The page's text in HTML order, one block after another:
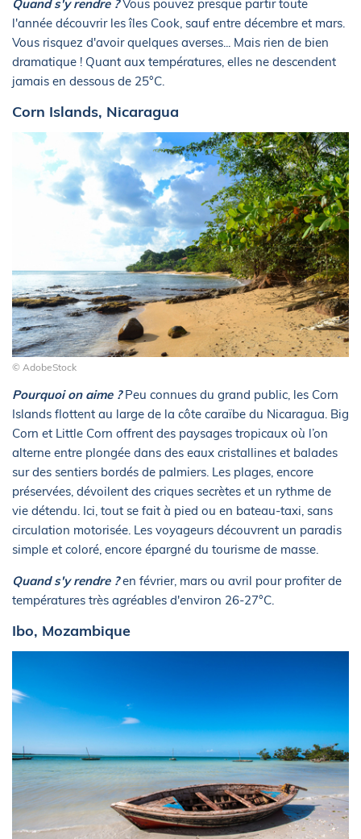
Quand s'y rendre ?Vous pouvez presque partir toute
l'année découvrir les îles Cook, sauf entre décembre et mars.
Vous risquez d'avoir quelques averses... Mais rien de bien
dramatique ! Quant aux températures, elles ne descendent
jamais en dessous de 25°C.
Corn Islands, Nicaragua
© AdobeStock
Pourquoi on aime ?Peu connues du grand public, les Corn
Islands flottent au large de la côte caraïbe du Nicaragua. Big
Corn et Little Corn offrent des paysages tropicaux où l’on
alterne entre plongée dans des eaux cristallines et balades
sur des sentiers bordés de palmiers. Les plages, encore
préservées, dévoilent des criques secrètes et un rythme de
vie détendu. Ici, tout se fait à pied ou en bateau-taxi, sans
circulation motorisée. Les voyageurs découvrent un paradis
simple et coloré, encore épargné du tourisme de masse.
Quand s'y rendre ?en février, mars ou avril pour profiter de
températures très agréables d'environ 26-27°C.
Ibo, Mozambique